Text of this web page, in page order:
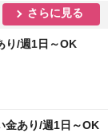
さらに見る
り/週1日～OK
金あり/週1日～OK